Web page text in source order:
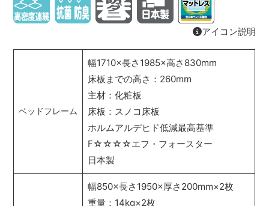
アイコン説明
ベッドフレーム
幅1710×長さ1985×高さ830mm
床板までの高さ：260mm
主材：化粧板
床板：スノコ床板
ホルムアルデヒド低減最高基準
F☆☆☆☆エフ・フォースター
日本製
幅850×長さ1950×厚さ200mm×2枚
重量：14kg×2枚